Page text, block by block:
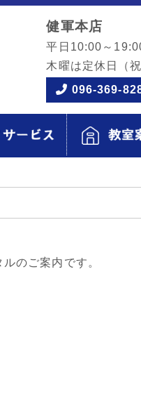
健軍本店
平日10:00～
木曜は定休日
（
096-369-
のご案内です。